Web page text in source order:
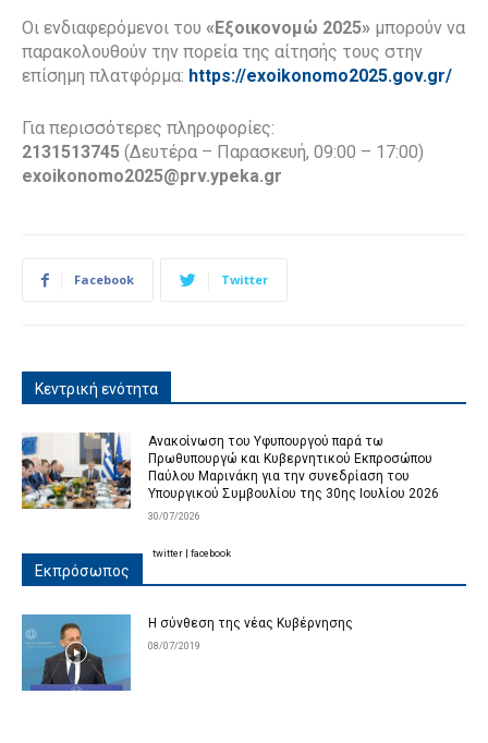
Οι ενδιαφερόμενοι του «Εξοικονομώ 2025» μπορούν να
παρακολουθούν την πορεία της αίτησής τους στην
επίσημη πλατφόρμα: https://exoikonomo2025.gov.gr/
Για περισσότερες πληροφορίες:
2131513745 (Δευτέρα – Παρασκευή, 09:00 – 17:00)
exoikonomo2025@prv.ypeka.gr
Facebook Twitter
Κεντρική ενότητα
Ανακοίνωση του Υφυπουργού παρά τω
Πρωθυπουργώ και Κυβερνητικού Εκπροσώπου
Παύλου Μαρινάκη για την συνεδρίαση του
Υπουργικού Συμβουλίου της 30ης Ιουλίου 2026
30/07/2026
Εκπρόσωπος
Η σύνθεση της νέας Κυβέρνησης
08/07/2019
twitter facebook